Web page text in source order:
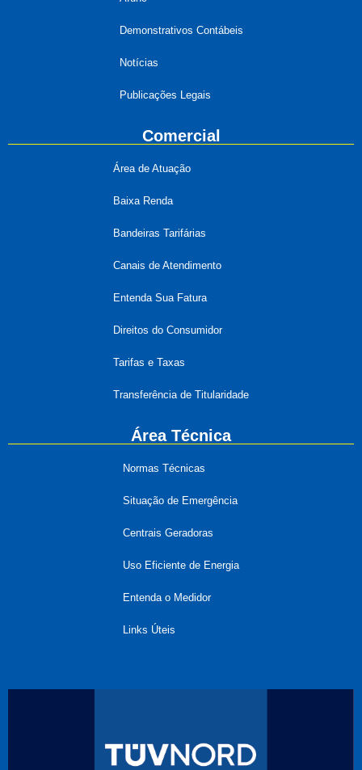
Demonstrativos Contábeis
Notícias
Publicações Legais
Comercial
Área de Atuação
Baixa Renda
Bandeiras Tarifárias
Canais de Atendimento
Entenda Sua Fatura
Direitos do Consumidor
Tarifas e Taxas
Transferência de Titularidade
Área Técnica
Normas Técnicas
Situação de Emergência
Centrais Geradoras
Uso Eficiente de Energia
Entenda o Medidor
Links Úteis